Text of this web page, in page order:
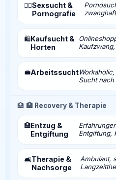
❤️‍🔥Sexsucht &
Pornografie
🛍️Kaufsucht &
Horten
💼Arbeitssucht
Sucht nach
🏥 🏥 Recovery & Therapie
🏥Entzug &
Entgiftung
Entgiftung,
🛋️Therapie &
Nachsorge
Ambulant,